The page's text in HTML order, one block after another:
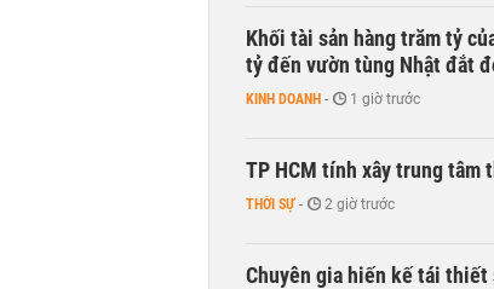
Khối tài sản hàng trăm tỷ
tỷ đến vườn tùng Nhật đắt
KINH DOANH - 1 giờ trước
TP HCM tính xây trung tâm
THỜI SỰ - 2 giờ trước
Chuyên gia hiến kế tái thiết